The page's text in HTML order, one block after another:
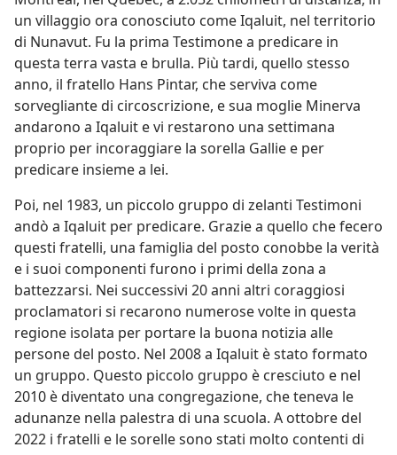
un villaggio ora conosciuto come Iqaluit, nel territorio
di Nunavut. Fu la prima Testimone a predicare in
questa terra vasta e brulla. Più tardi, quello stesso
anno, il fratello Hans Pintar, che serviva come
sorvegliante di circoscrizione, e sua moglie Minerva
andarono a Iqaluit e vi restarono una settimana
proprio per incoraggiare la sorella Gallie e per
predicare insieme a lei.
Poi, nel 1983, un piccolo gruppo di zelanti Testimoni
andò a Iqaluit per predicare. Grazie a quello che fecero
questi fratelli, una famiglia del posto conobbe la verità
e i suoi componenti furono i primi della zona a
battezzarsi. Nei successivi 20 anni altri coraggiosi
proclamatori si recarono numerose volte in questa
regione isolata per portare la buona notizia alle
persone del posto. Nel 2008 a Iqaluit è stato formato
un gruppo. Questo piccolo gruppo è cresciuto e nel
2010 è diventato una congregazione, che teneva le
adunanze nella palestra di una scuola. A ottobre del
2022 i fratelli e le sorelle sono stati molto contenti di